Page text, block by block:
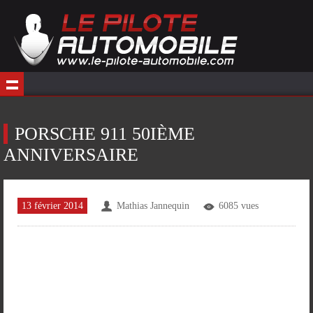
PORSCHE 911 50IÈME
ANNIVERSAIRE
13 février 2014 Mathias Jannequin 6085 vues